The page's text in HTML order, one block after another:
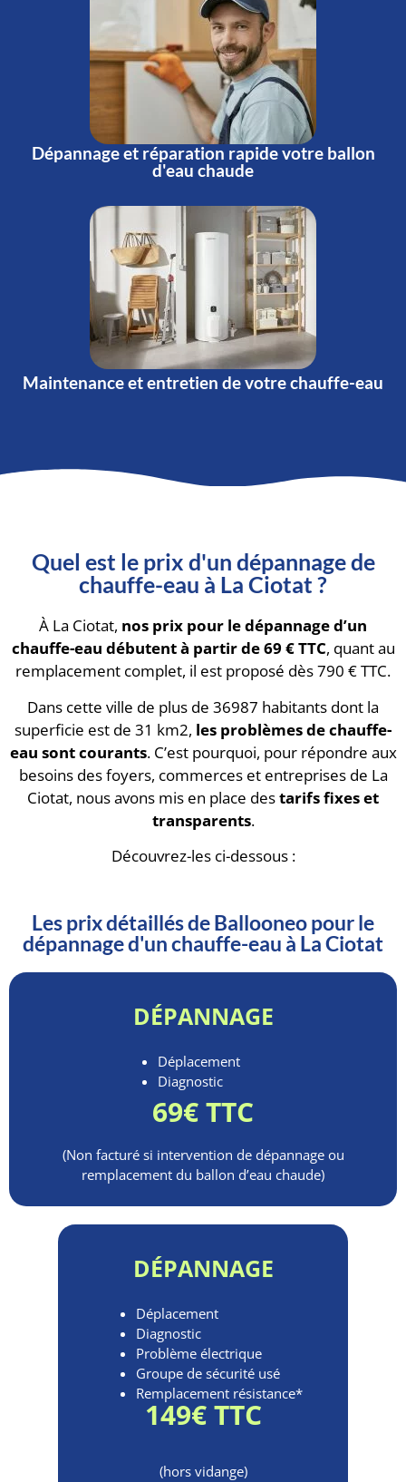
Dépannage et réparation rapide votre ballon
d'eau chaude
Maintenance et entretien de votre chauffe-eau
Quel est le prix d'un dépannage de
chauffe-eau à La Ciotat ?
À La Ciotat, nos prix pour le dépannage d’un
chauffe-eau débutent à partir de 69 € TTC, quant au
remplacement complet, il est proposé dès 790 € TTC.
Dans cette ville de plus de 36987 habitants dont la
superficie est de 31 km2, les problèmes de chauffe-
eau sont courants. C’est pourquoi, pour répondre aux
besoins des foyers, commerces et entreprises de La
Ciotat, nous avons mis en place destarifs fixes et
transparents.
Découvrez-les ci-dessous :
Les prix détaillés de Ballooneo pour le
dépannage d'un chauffe-eau à La Ciotat
DÉPANNAGE
Déplacement
Diagnostic
69€ TTC
(Non facturé si intervention de dépannage ou
remplacement du ballon d’eau chaude)
DÉPANNAGE
Déplacement
Diagnostic
Problème électrique
Groupe de sécurité usé
Remplacement résistance*
149€ TTC
(hors vidange)